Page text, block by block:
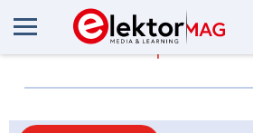
En savoir plus sur